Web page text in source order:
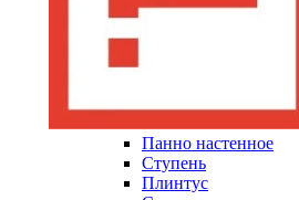
Панно настенное
Ступень
Плинтус